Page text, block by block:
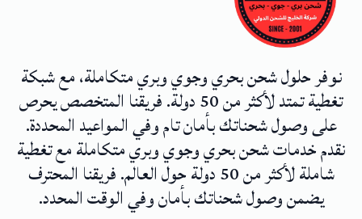
نوفر حلول شحن بحري وجوي وبري متكاملة، مع شبكة
تغطية تمتد لأكثر من 50 دولة. فريقنا المتخصص يحرص
على وصول شحناتك بأمان تام وفي المواعيد المحددة.
نقدم خدمات شحن بحري وجوي وبري متكاملة مع تغطية
شاملة لأكثر من 50 دولة حول العالم. فريقنا المحترف
يضمن وصول شحناتك بأمان وفي الوقت المحدد.